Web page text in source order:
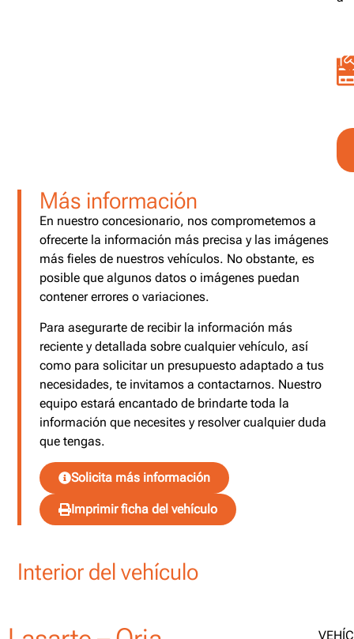
Más información
En nuestro concesionario, nos comprometemos a
ofrecerte la información más precisa y las imágenes
más fieles de nuestros vehículos. No obstante, es
posible que algunos datos o imágenes puedan
contener errores o variaciones.
Para asegurarte de recibir la información más
reciente y detallada sobre cualquier vehículo, así
como para solicitar un presupuesto adaptado a tus
necesidades, te invitamos a contactarnos. Nuestro
equipo estará encantado de brindarte toda la
información que necesites y resolver cualquier duda
que tengas.
Solicita más información
Imprimir ficha del vehículo
Interior del vehículo